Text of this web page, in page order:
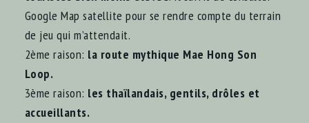
Google Map satellite pour se rendre compte du terrain
de jeu qui m’attendait.
2ème raison: la route mythique Mae Hong Son
Loop.
3ème raison: les thaïlandais, gentils, drôles et
accueillants.